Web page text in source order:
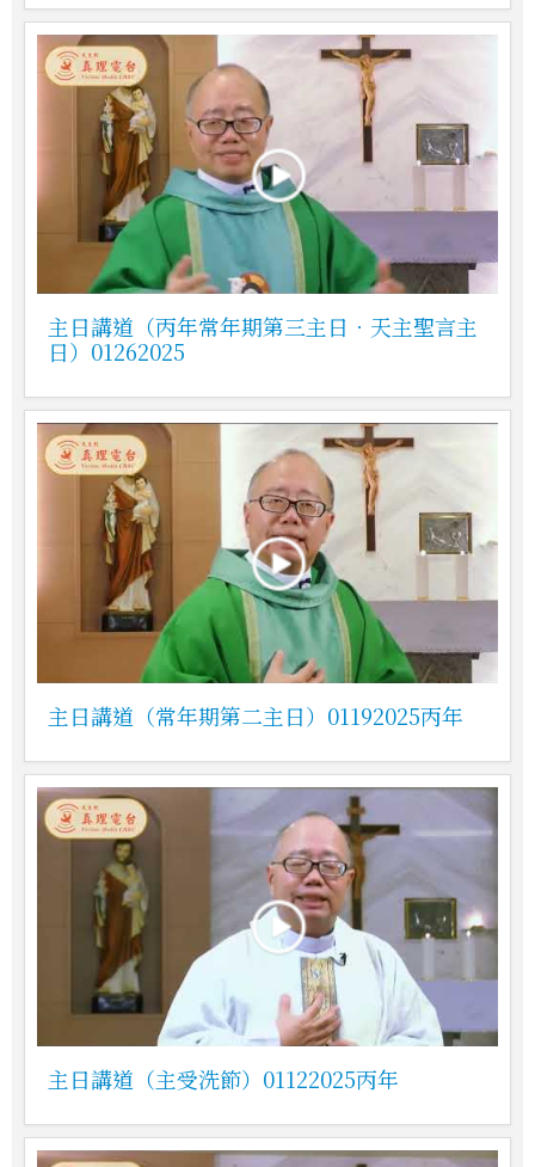
主日講道（丙年常年期第三主日．天主聖言主
日）01262025
主日講道（常年期第二主日）01192025丙年
主日講道（主受洗節）01122025丙年